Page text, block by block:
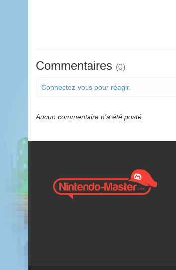
Commentaires (0)
Connectez-vous pour réagir.
Aucun commentaire n'a été posté.